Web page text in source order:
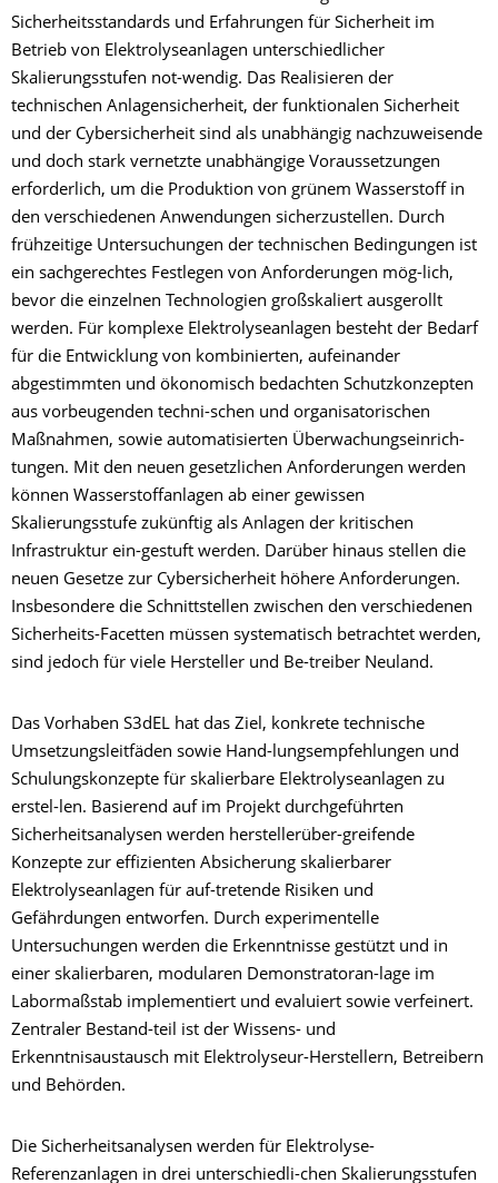
Sicherheitsstandards und Erfahrungen für Sicherheit im
Betrieb von Elektrolyseanlagen unterschiedlicher
Skalierungsstufen not-wendig. Das Realisieren der
technischen Anlagensicherheit, der funktionalen Sicherheit
und der Cybersicherheit sind als unabhängig nachzuweisende
und doch stark vernetzte unabhängige Voraussetzungen
erforderlich, um die Produktion von grünem Wasserstoff in
den verschiedenen Anwendungen sicherzustellen. Durch
frühzeitige Untersuchungen der technischen Bedingungen ist
ein sachgerechtes Festlegen von Anforderungen mög-lich,
bevor die einzelnen Technologien großskaliert ausgerollt
werden. Für komplexe Elektrolyseanlagen besteht der Bedarf
für die Entwicklung von kombinierten, aufeinander
abgestimmten und ökonomisch bedachten Schutzkonzepten
aus vorbeugenden techni-schen und organisatorischen
Maßnahmen, sowie automatisierten Überwachungseinrich-
tungen. Mit den neuen gesetzlichen Anforderungen werden
können Wasserstoffanlagen ab einer gewissen
Skalierungsstufe zukünftig als Anlagen der kritischen
Infrastruktur ein-gestuft werden. Darüber hinaus stellen die
neuen Gesetze zur Cybersicherheit höhere Anforderungen.
Insbesondere die Schnittstellen zwischen den verschiedenen
Sicherheits-Facetten müssen systematisch betrachtet werden,
sind jedoch für viele Hersteller und Be-treiber Neuland.
Das Vorhaben S3dEL hat das Ziel, konkrete technische
Umsetzungsleitfäden sowie Hand-lungsempfehlungen und
Schulungskonzepte für skalierbare Elektrolyseanlagen zu
erstel-len. Basierend auf im Projekt durchgeführten
Sicherheitsanalysen werden herstellerüber-greifende
Konzepte zur effizienten Absicherung skalierbarer
Elektrolyseanlagen für auf-tretende Risiken und
Gefährdungen entworfen. Durch experimentelle
Untersuchungen werden die Erkenntnisse gestützt und in
einer skalierbaren, modularen Demonstratoran-lage im
Labormaßstab implementiert und evaluiert sowie verfeinert.
Zentraler Bestand-teil ist der Wissens- und
Erkenntnisaustausch mit Elektrolyseur-Herstellern, Betreibern
und Behörden.
Die Sicherheitsanalysen werden für Elektrolyse-
Referenzanlagen in drei unterschiedli-chen Skalierungsstufen